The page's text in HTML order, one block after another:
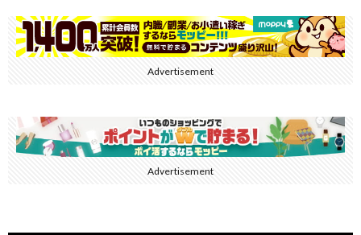
Advertisement
Advertisement